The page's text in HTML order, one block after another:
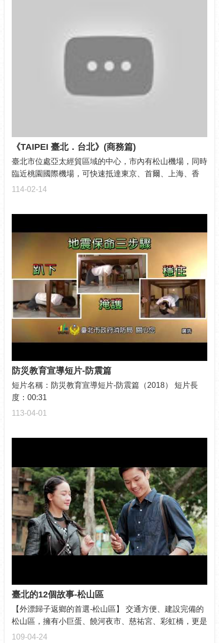
《TAIPEI 臺北．台北》(商務篇)
114-02-14
臺北市位處亞太經貿區域的中心，市內有松山機場，同時
臨近桃園國際機場，可快速抵達東京、首爾、上海、香
港、馬尼拉、曼谷、新加...
防災教育宣導短片-防震篇
113-04-01
短片名稱：防災教育宣導短片-防震篇（2018） 短片長
度：00:31
臺北的12個故事-松山區
109-04-24
【外漂歸子返鄉的首選-松山區】 交通方便、建設完備的
松山區，擁有小巨蛋、饒河夜市、慈祐宮、彩虹橋，更是
百貨金融中心...